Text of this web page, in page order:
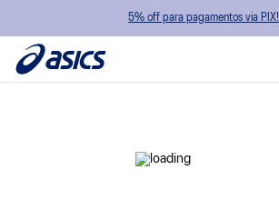
5% off para pagamentos via PIX!